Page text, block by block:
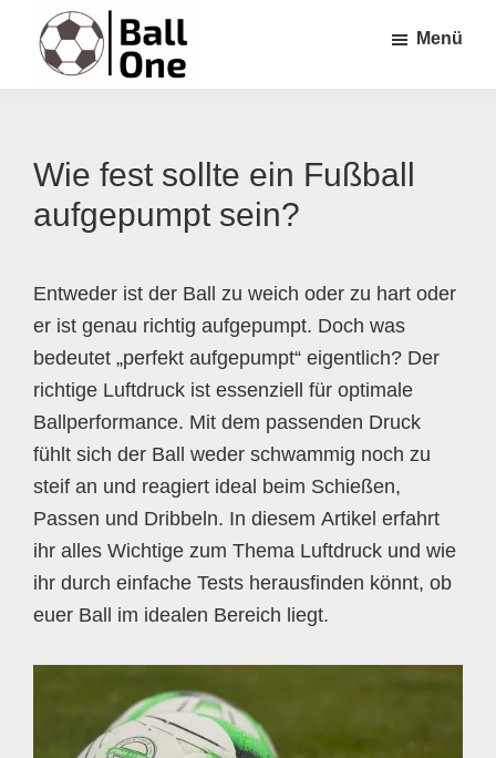
Inhalt
springen
Seitenspalte
springen
Fußzeile
springen
Menü
Wie fest sollte ein Fußball
aufgepumpt sein?
Entweder ist der Ball zu weich oder zu hart oder
er ist genau richtig aufgepumpt. Doch was
bedeutet „perfekt aufgepumpt“ eigentlich? Der
richtige Luftdruck ist essenziell für optimale
Ballperformance. Mit dem passenden Druck
fühlt sich der Ball weder schwammig noch zu
steif an und reagiert ideal beim Schießen,
Passen und Dribbeln. In diesem Artikel erfahrt
ihr alles Wichtige zum Thema Luftdruck und wie
ihr durch einfache Tests herausfinden könnt, ob
euer Ball im idealen Bereich liegt.